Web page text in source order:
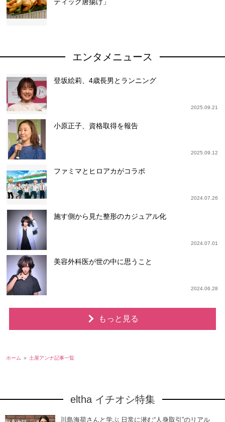
エンタメニュース
登坂絵莉、4歳長男とランニング
2025.09.21
小原正子、資格取得を報告
2025.09.12
ファミマとヒロアカがコラボ
2024.07.26
施す側から見た整形のカジュアル化
2024.07.01
美容外科医が世の中に思うこと
2024.06.28
もっと見る
ホーム 土屋アンナ記事一覧
eltha イチオシ特集
川島海荷さんと学ぶ 日常に潜む“人身取引”のリアル